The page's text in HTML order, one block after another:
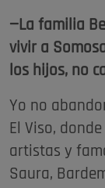
—La familia
vivir a
los hijos, no
Yo no
El Viso,
artistas y
Saura,